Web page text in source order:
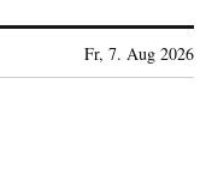
Fr, 7. Aug 2026